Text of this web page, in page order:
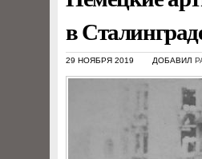
в
29 НОЯБРЯ 2019 ДОБАВИЛ